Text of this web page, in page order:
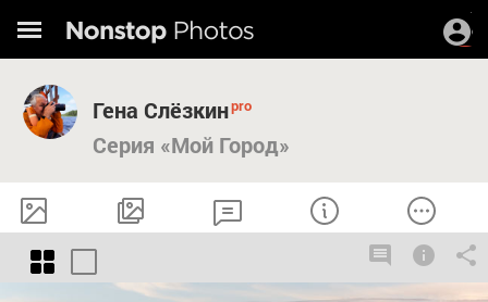
Гена Слёзкин
Серия «Мой Город»